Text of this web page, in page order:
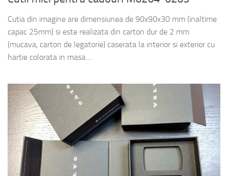
Cutia din imagine are dimensiunea de 90x90x30 mm (inaltime
capac 25mm) si este realizata din carton dur de 2 mm
(mucava, carton de legatorie) caserata la interior si exterior cu
hartie colorata in masa....